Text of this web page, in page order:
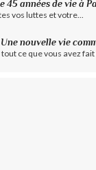
45 années de vie à
vos luttes et votre...
Une nouvelle vie
ce que vous avez fait